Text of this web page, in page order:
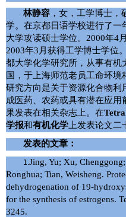
林静容 ，女，工学博士，
学。在京都日语学校进行了
大学攻读硕士学位。 2000年4
2003年3 月获得工学博士学位
都大学化学研究所，从事有机
国，于上海师范老员工命环
研究方向是关于资源化合物利
成医药、农药或具有潜在应
果发表在相关杂志上。在
学报和有机化学 上发表论文二
发表的文章：
1. Jing, Yu; Xu,
Ronghua; Tian, Weisheng.
dehydrogenation of 19-
for the synthesis of estrogens.
3245.